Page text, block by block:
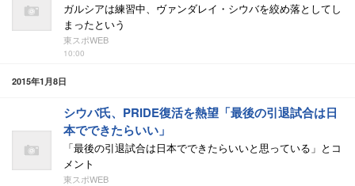
ガルシアは練習中、ヴァンダレイ・シウバを絞め落としてし
まったという
東スポWEB
10:00
2015年1月8日
シウバ氏、PRIDE復活を熱望「最後の引退試合は日
本でできたらいい」
「最後の引退試合は日本でできたらいいと思っている」とコ
メント
東スポWEB